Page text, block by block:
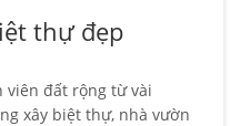
thự đẹp
viên đất rộng từ vài
xây biệt thự, nhà vườn